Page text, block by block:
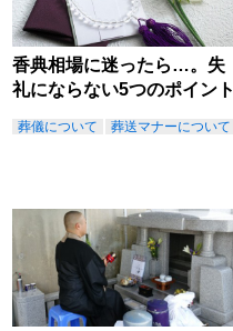
香典相場に迷ったら…。失
礼にならない5つのポイント
葬儀について 葬送マナーについて